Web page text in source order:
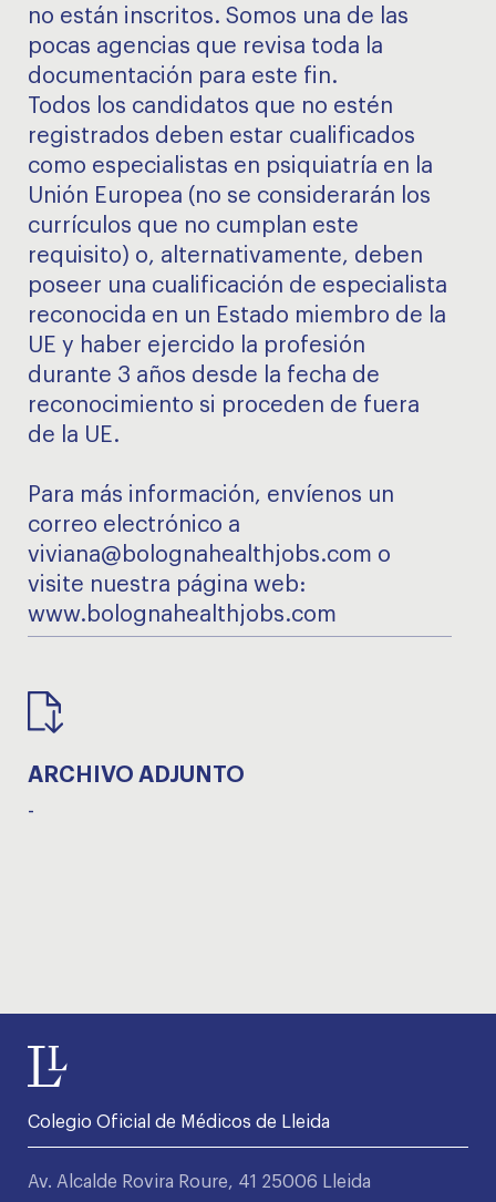
no están inscritos. Somos una de las
pocas agencias que revisa toda la
documentación para este fin.
Todos los candidatos que no estén
registrados deben estar cualificados
como especialistas en psiquiatría en la
Unión Europea (no se considerarán los
currículos que no cumplan este
requisito) o, alternativamente, deben
poseer una cualificación de especialista
reconocida en un Estado miembro de la
UE y haber ejercido la profesión
durante 3 años desde la fecha de
reconocimiento si proceden de fuera
de la UE.
Para más información, envíenos un
correo electrónico a
viviana@bolognahealthjobs.com o
visite nuestra página web:
www.bolognahealthjobs.com
ARCHIVO ADJUNTO
-
Colegio Oficial de Médicos de Lleida
Av. Alcalde Rovira Roure, 41 25006 Lleida